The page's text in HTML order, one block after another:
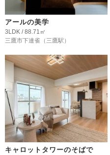
アールの美学
3LDK / 88.71㎡
三鷹市下連雀 （三鷹駅）
キャロットタワーのそばで